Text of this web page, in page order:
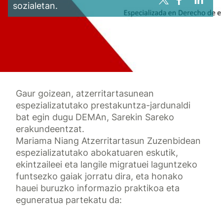
sozialetan.
Gaur goizean, atzerritartasunean
espezializatutako prestakuntza-jardunaldi
bat egin dugu DEMAn, Sarekin Sareko
erakundeentzat.
Mariama Niang Atzerritartasun Zuzenbidean
espezializatutako abokatuaren eskutik,
ekintzaileei eta langile migratuei laguntzeko
funtsezko gaiak jorratu dira, eta honako
hauei buruzko informazio praktikoa eta
eguneratua partekatu da: